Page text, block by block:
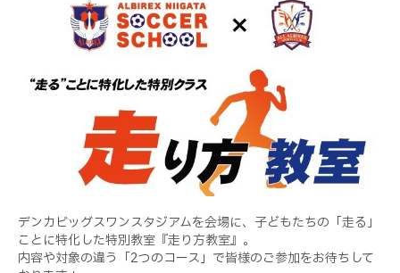
デンカビッグスワンスタジアムを会場に、子どもたちの「走る」
ことに特化した特別教室『走り方教室』。
内容や対象の違う「2つのコース」で皆様のご参加をお待ちして